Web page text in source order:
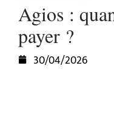
Agios :
payer ?
30/04/2026